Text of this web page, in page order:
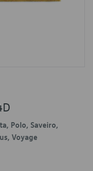
Polo, Saveiro,
Voyage